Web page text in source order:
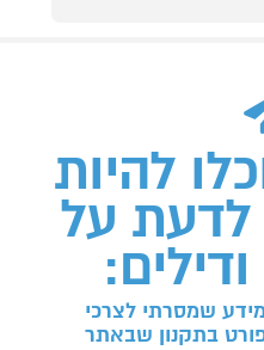
להיות
לדעת על
שמסרתי לצרכי
בתקנון שבאתר